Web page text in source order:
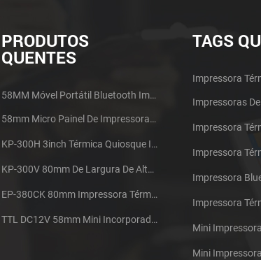
PRODUTOS
QUENTES
58MM Móvel Portátil Bluetooth Impressora Térmica PTP-II
58mm Micro Painel De Impressora De Recibos Térmica CSN-A1
KP-300H 3inch Térmica Quiosque Impressora Módulo De
KP-300V 80mm De Largura De Alta Velocidade Quiosque Impressora Térmica
EP-380CK 80mm Impressora Térmica Com Tampa De Bloqueio
TTL DC12V 58mm Mini Incorporado Táxi Impressora Térmica De Recibos
TAGS
Impressora
Impressoras
Impressora
Impressora
Impressora
Mini
Mini